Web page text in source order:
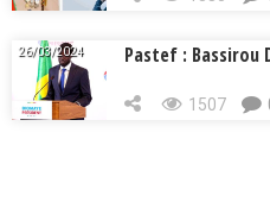
26/03/2024 Pastef : Bassirou
1507